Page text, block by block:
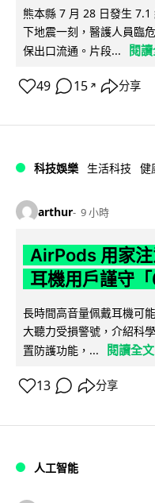
熊本縣 7 月 28 日發生
下地震一刻，醫護人員臨
保出口流通。片段...
閱
49 15 ↗ 分享
科技娛樂 生活科技 健
arthur 9 小時
AirPods 用家
耳機用戶謹守
長時間高音量佩戴耳機可
大聽力受損警號，介紹科
置防護功能，...
閱讀全文
13 分享
人工智能